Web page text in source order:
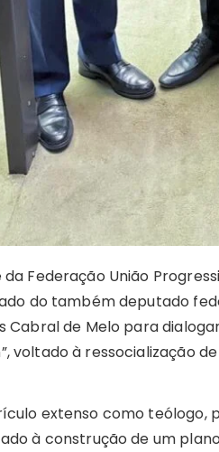
Federação União
do também deputado
Cabral de Melo para
voltado à ressocialização
extenso como teólogo,
à construção de um